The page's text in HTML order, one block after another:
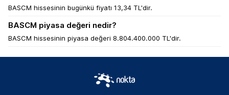
BASCM hissesinin bugünkü fiyatı 13,34 TL'dir.
BASCM piyasa değeri nedir?
BASCM hissesinin piyasa değeri 8.804.400.000 TL'dir.